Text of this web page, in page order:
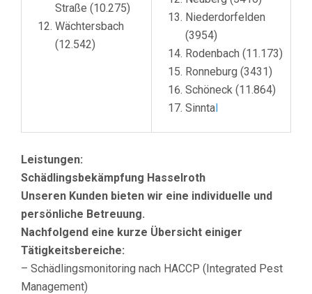
Straße (10.275)
Wächtersbach
(12.542)
Niederdorfelden
(3954)
Rodenbach (11.173)
Ronneburg (3431)
Schöneck (11.864)
Sinntal
Leistungen:
Schädlingsbekämpfung Hasselroth
Unseren Kunden bieten wir eine individuelle und
persönliche Betreuung.
Nachfolgend eine kurze Übersicht einiger
Tätigkeitsbereiche:
– Schädlingsmonitoring nach HACCP (Integrated Pest
Management)